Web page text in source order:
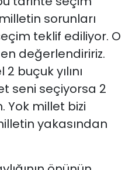
sorunları
teklif ediliyor. O
değerlendiririz.
buçuk yılını
seni seçiyorsa 2
Yok millet bizi
yakasından